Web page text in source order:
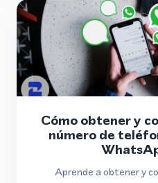
Cómo obtener y
número de
Aprende a obtener y